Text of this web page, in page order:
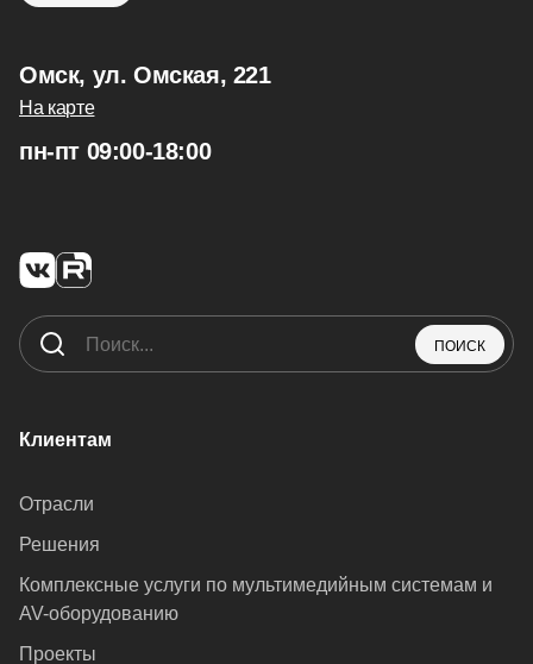
Омск, ул. Омская, 221
На карте
пн-пт 09:00-18:00
ПОИСК
Клиентам
Отрасли
Решения
Комплексные услуги по мультимедийным системам и
AV-оборудованию
Проекты